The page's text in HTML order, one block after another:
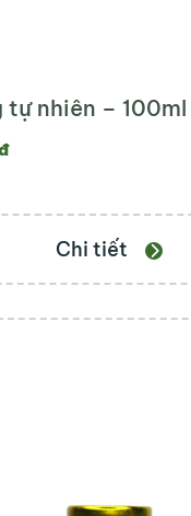
tự nhiên – 100ml
Chi tiết